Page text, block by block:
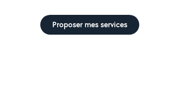
Proposer mes services